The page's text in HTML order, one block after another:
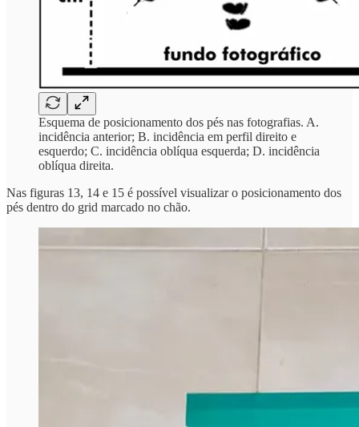
Esquema de posicionamento dos pés nas fotografias. A.
incidência anterior; B. incidência em perfil direito e
esquerdo; C. incidência oblíqua esquerda; D. incidência
oblíqua direita.
Nas figuras 13, 14 e 15 é possível visualizar o posicionamento dos
pés dentro do grid marcado no chão.